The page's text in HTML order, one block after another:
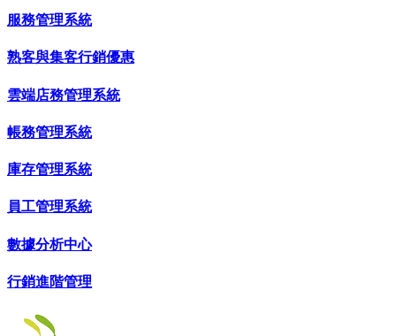
服務管理系統
熟客與集客行銷優惠
雲端店務管理系統
帳務管理系統
庫存管理系統
員工管理系統
數據分析中心
行銷進階管理